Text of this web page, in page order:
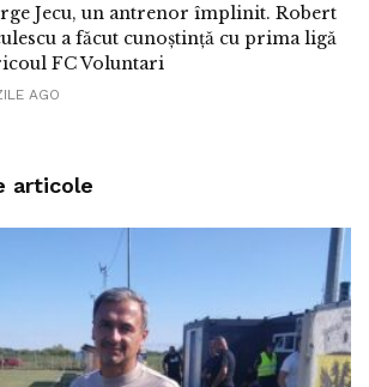
Jecu, un antrenor împlinit. Robert
a făcut cunoștință cu prima ligă
FC Voluntari
AGO
articole